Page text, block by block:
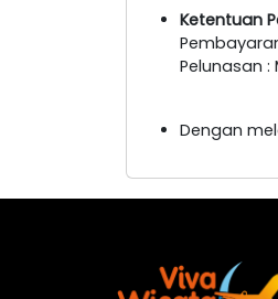
Ketentuan
Pelunasan :
Dengan